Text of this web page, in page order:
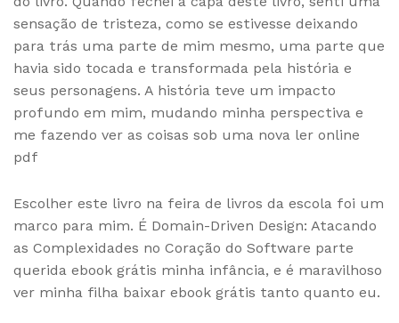
sensação de tristeza, como se estivesse deixando
para trás uma parte de mim mesmo, uma parte que
havia sido tocada e transformada pela história e
seus personagens. A história teve um impacto
profundo em mim, mudando minha perspectiva e
me fazendo ver as coisas sob uma nova ler online
pdf
Escolher este livro na feira de livros da escola foi um
marco para mim. É Domain-Driven Design: Atacando
as Complexidades no Coração do Software parte
querida ebook grátis minha infância, e é maravilhoso
ver minha filha baixar ebook grátis tanto quanto eu.